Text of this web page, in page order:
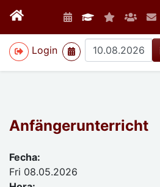
Login
>
Anfängerunterricht
Fecha:
Fri 08.05.2026